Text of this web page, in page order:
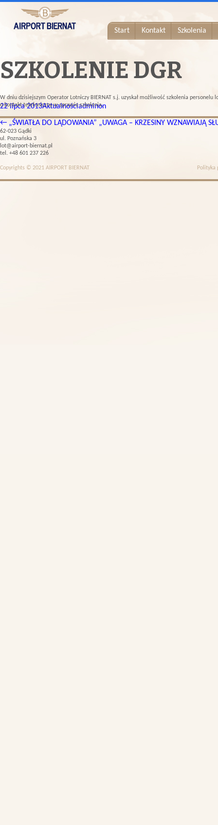
Start Kontakt Szkolenia
SZKOLENIE DGR
22 lipca 2013Aktualnościadminon
W dniu dzisiejszym Operator Lotniczy BIERNAT s.j. uzyskał możliwość szkolenia
o kontakt telefoniczny w sprawie szkolenia.
← „ŚWIATŁA DO LĄDOWANIA” „UWAGA – KRZESINY WZNAWIAJĄ
62-023 Gądki
ul. Poznańska 3
lot@airport-biernat.pl
tel. +48 601 237 226
Copyrights © 2021 AIRPORT BIERNAT Polityka